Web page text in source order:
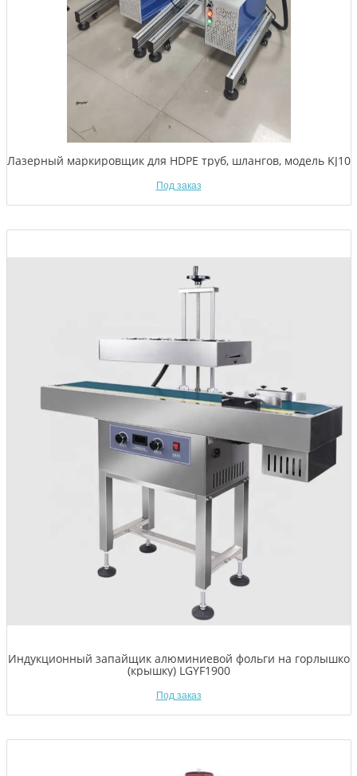
Лазерный маркировщик для HDPE труб, шлангов, модель KJ10
Под заказ
Индукционный запайщик алюминиевой фольги на горлышко
(крышку) LGYF1900
Под заказ